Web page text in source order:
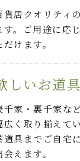
貨店クオリティ
す。ご用途に応
だけます。
しいお道
千家・裏千家な
広く取り揃えて
道具までご自宅
会えます。